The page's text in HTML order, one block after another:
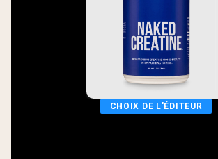
CHOIX DE L'ÉDITEUR